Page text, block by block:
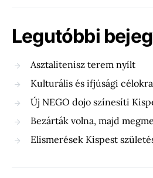
Legutóbbi
Asztalitenisz terem nyílt
Kulturális és ifjúsági
Új NEGO dojo színesíti
Bezárták volna, majd
Elismerések Kispest